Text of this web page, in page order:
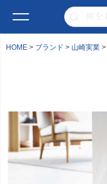
HOME ブランド 山崎実業